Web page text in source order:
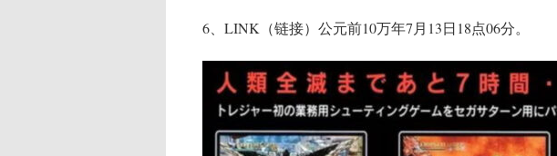
6、LINK（链接）公元前10万年7月13日18点06分。